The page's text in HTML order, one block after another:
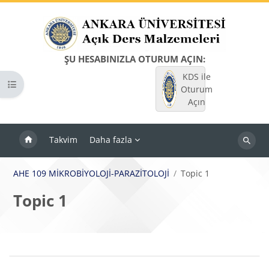
ŞU HESABINIZLA OTURUM AÇIN:
KDS ile
Oturum
Açın
Takvim Daha fazla
Dersleri
Kurs dizinini aç
AHE 109 MİKROBİYOLOJİ-PARAZİTOLOJİ Topic 1
Topic 1
Bloklar
Bölüm anahatları